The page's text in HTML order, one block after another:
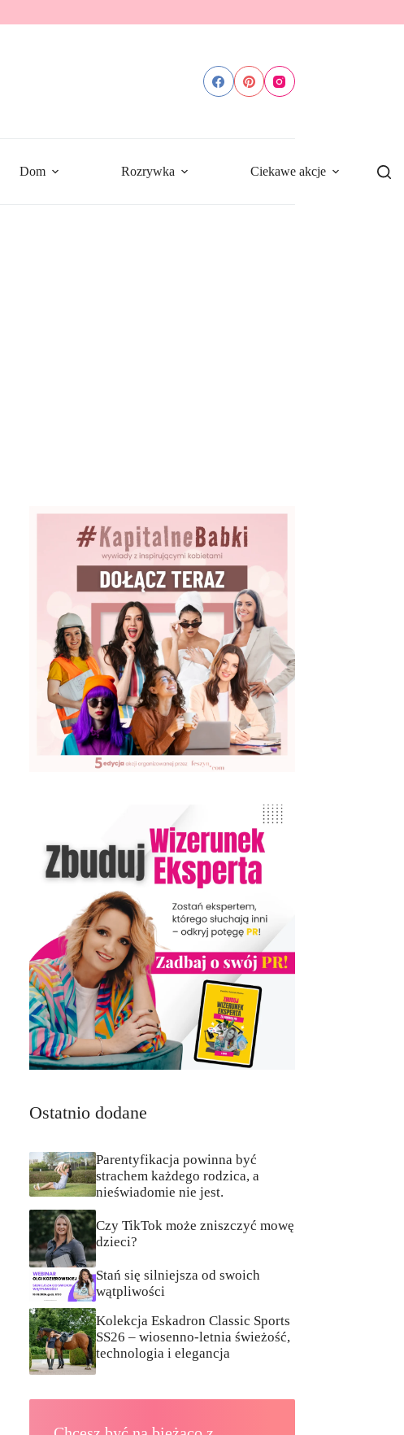
Dom Rozrywka Ciekawe akcje
Ostatnio dodane
Parentyfikacja powinna być
strachem każdego rodzica, a
nieświadomie nie jest.
Czy TikTok może zniszczyć mowę
dzieci?
Stań się silniejsza od swoich
wątpliwości
Kolekcja Eskadron Classic Sports
SS26 – wiosenno-letnia świeżość,
technologia i elegancja